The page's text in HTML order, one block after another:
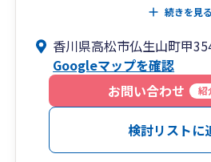
税理士というと、「なんだか
しい」…そんなイメージをお
うか？
もり税理士事務所は、なんと
囲気がある「先生業」ではな
身近な「なんでも気軽に話せ
続きを見る
香川県高松市仏生山町甲
Googleマップを確認
お問い合わせ
紹
検討リストに